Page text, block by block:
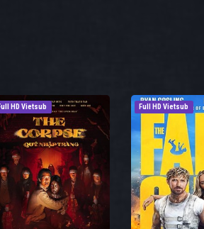
HD Vietsub Full HD Vietsub